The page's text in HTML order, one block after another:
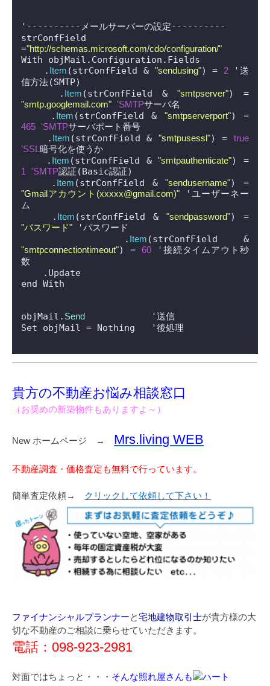
'----------メールサーバーの設定----------
strConfField
="http://schemas.microsoft.com/cdo/configuration/"
With objMail.Configuration.Fields
    .
Item (strConfField & "sendusing") = 2 '送
信方法(SMTP)
    .
Item (strConfField & "smtpserver" ) =
"smtp.googlemail.com" 'SMTPサーバ名
    .
Item (strConfField & "smtpserverport" ) =
465 'SMTPサーバポート番号
    .
Item (strConfField & "smtpusessl") = true
'SSL暗号化を使うか
    .
Item (strConfField & "smtpauthenticate" ) =
1 'SMTP認証(Basic認証)
    .
Item (strConfField & "sendusername" ) =
"Gmailアカウント(xxxxx@gmail.com)" 'ユーザーネー
ム
    .
Item (strConfField & "sendpassword" ) =
"パスワード" 'パスワード
    .
Item (strConfField &
"smtpconnectiontimeout") = 60 '接続タイムアウト秒
数
end With
objMail. Send
Set objMail = Nothing　	'後処理
貴方の不動産お悩み相談窓口
（お奨めの新築物件もありますよ～）
New ホームページ → Mrs.living WEB
不動産調査・価格査定も無料で行っています。
簡単査定依頼→ クリックして依頼して下さい！
ファイナンシャルプランナーと宅地建物取引士が貴方様の大
切な不動産のご相談に乗らせていただきます。
電話：098-923-2981
対面ではちょっと・・・ そんな照れ屋さんも